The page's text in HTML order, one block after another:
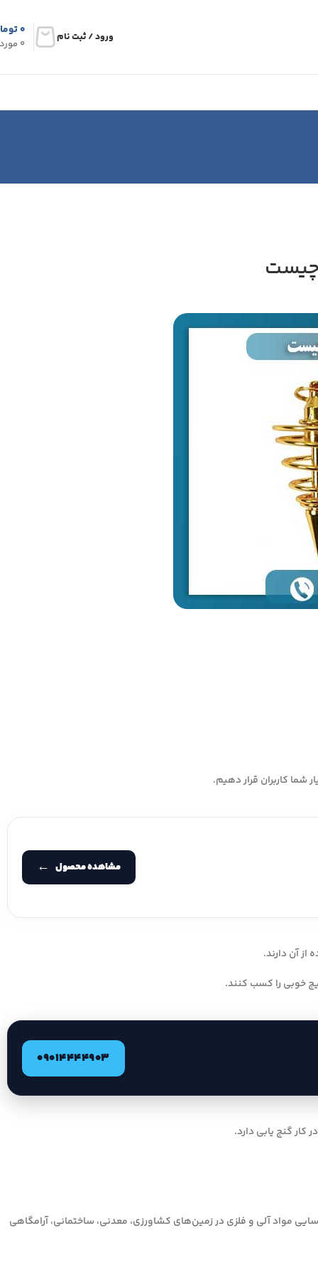
ورود / ثبت نام
0 مورد
۰
چیست
شما کاربران قرار دهیم.
مشاهده محصول
آن دارند.
خوبی را کسب کنند.
09014444903
گنج یابی دارد.
مواد آلی و فلزی در زمین‌های کشاورزی، معدنی، ساختمانی، آرامگاهی